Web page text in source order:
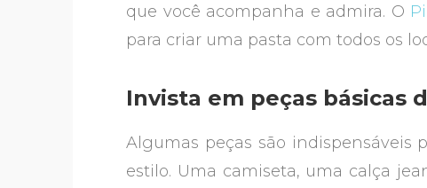
que você acompanha e admira. O
para criar uma pasta com todos os
Invista em peças básicas
Algumas peças são indispensáveis
estilo. Uma camiseta, uma calça